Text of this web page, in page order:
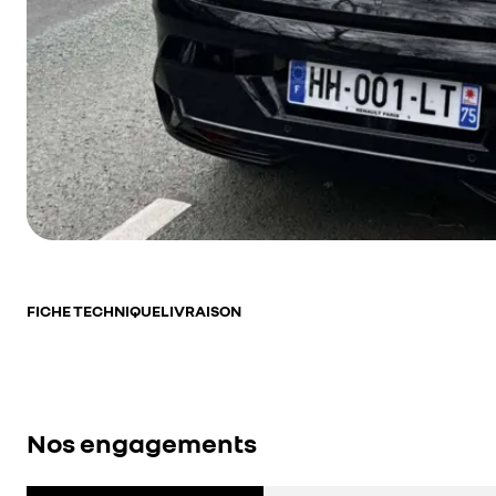
FICHE TECHNIQUELIVRAISON
Nos engagements